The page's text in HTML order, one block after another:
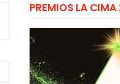
PREMIOS LA